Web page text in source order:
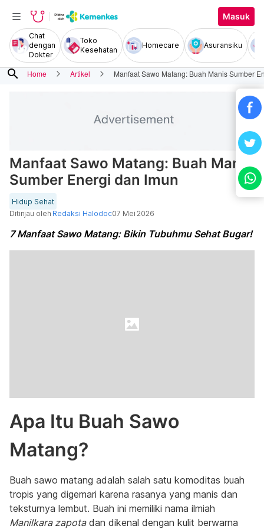
Masuk
Chat
dengan
Dokter
Toko
Kesehatan
Homecare Asuransiku
search Home Artikel Manfaat Sawo Matang: Buah Manis Sumber
Manfaat Sawo Matang: Buah Manis
Sumber Energi dan Imun
Hidup Sehat
Ditinjau oleh Redaksi Halodoc07 Mei 2026
7 Manfaat Sawo Matang: Bikin Tubuhmu Sehat Bugar!
Apa Itu Buah Sawo
Matang?
Buah sawo matang adalah salah satu komoditas buah
tropis yang digemari karena rasanya yang manis dan
teksturnya lembut. Buah ini memiliki nama ilmiah
Manilkara zapotadan dikenal dengan kulit berwarna